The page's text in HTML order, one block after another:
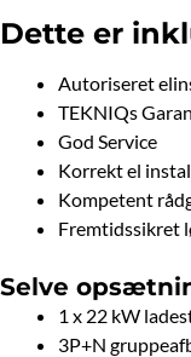
Dette er
Autoriseret
TEKNIQs
God Service
Korrekt el
Kompetent
Fremtidssikret
Selve
1 x 22 kW
3P+N